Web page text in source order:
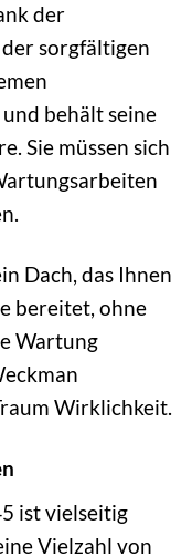
der
sorgfältigen
behält seine
Sie müssen sich
Dach, das Ihnen
bereitet, ohne
Wartung
Wirklichkeit.
ist vielseitig
Vielzahl von